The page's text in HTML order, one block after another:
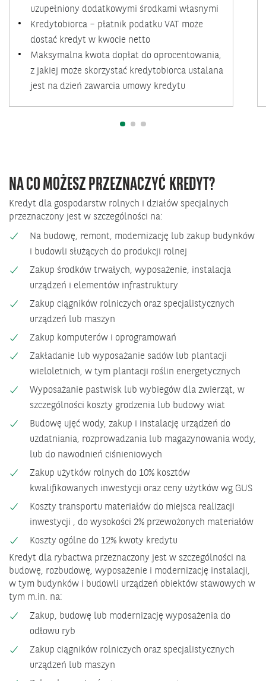
uzupełniony dodatkowymi środkami własnymi
Kredytobiorca – płatnik podatku VAT może
dostać kredyt w kwocie netto
Maksymalna kwota dopłat do oprocentowania,
z jakiej może skorzystać kredytobiorca ustalana
jest na dzień zawarcia umowy kredytu
NA CO MOŻESZ PRZEZNACZYĆ KREDYT?
Kredyt dla gospodarstw rolnych i działów specjalnych
przeznaczony jest w szczególności na:
Na budowę, remont, modernizację lub zakup budynków
i budowli służących do produkcji rolnej
Zakup środków trwałych, wyposażenie, instalacja
urządzeń i elementów infrastruktury
Zakup ciągników rolniczych oraz specjalistycznych
urządzeń lub maszyn
Zakup komputerów i oprogramowań
Zakładanie lub wyposażanie sadów lub plantacji
wieloletnich, w tym plantacji roślin energetycznych
Wyposażanie pastwisk lub wybiegów dla zwierząt, w
szczególności koszty grodzenia lub budowy wiat
Budowę ujęć wody, zakup i instalację urządzeń do
uzdatniania, rozprowadzania lub magazynowania wody,
lub do nawodnień ciśnieniowych
Zakup użytków rolnych do 10% kosztów
kwalifikowanych inwestycji oraz ceny użytków wg GUS
Koszty transportu materiałów do miejsca realizacji
inwestycji , do wysokości 2% przewożonych materiałów
Koszty ogólne do 12% kwoty kredytu
Kredyt dla rybactwa przeznaczony jest w szczególności na
budowę, rozbudowę, wyposażenie i modernizację instalacji,
w tym budynków i budowli urządzeń obiektów stawowych w
tym m.in. na:
Zakup, budowę lub modernizację wyposażenia do
odłowu ryb
Zakup ciągników rolniczych oraz specjalistycznych
urządzeń lub maszyn